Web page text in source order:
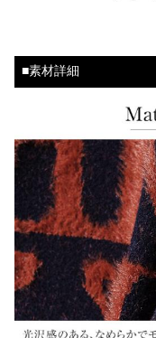
■素材詳細